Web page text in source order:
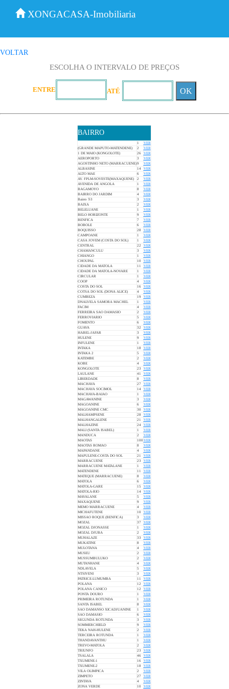
XONGACASA-Imobiliaria
VOLTAR
ESCOLHA O INTERVALO DE PREÇOS
ENTRE ATÉ OK
BAIRRO
1
VER
(GRANDE MAPUTO-MATENDENE)
2
VER
1 DE MAIO (KONGOLOTE)
26
VER
AEROPORTO
3
VER
AGOSTINHO NETO (MARRACUENE)9
VER
ALBASINE
14
VER
ALTO MAE
6
VER
AV. FPLM-SOVESTE(MAXAQUENE)
2
VER
AVENIDA DE ANGOLA
1
VER
BAGAMOYO
8
VER
BAIRRO DO JARDIM
4
VER
Bairro T-3
3
VER
BAIXA
2
VER
BELELUANE
1
VER
BELO HORIZONTE
9
VER
BENFICA
7
VER
BOBOLE
6
VER
BOQUISSO
28
VER
CAMPOANE
1
VER
CASA JOVEM (COSTA DO SOL)
1
VER
CENTRAL
22
VER
CHAMANCULU
3
VER
CHIANGO
1
VER
CHOUPAL
10
VER
CIDADE DA MATOLA
11
VER
CIDADE DA MATOLA-NOVARE
1
VER
CIRCULAR
1
VER
COOP
4
VER
COSTA DO SOL
16
VER
COTSA DO SOL (DONA ALICE)
4
VER
CUMBEZA
19
VER
DNALVELA SAMORA MACHEL
1
VER
FACIM
4
VER
FERREIRA SAO DAMASIO
2
VER
FERROVIARIO
5
VER
FOMENTO
6
VER
GUAVA
32
VER
HABEL-JAFAR
3
VER
HULENE
9
VER
INFULENE
1
VER
INTAKA
18
VER
INTAKA 2
5
VER
KATEMBE
2
VER
KOBE
4
VER
KONGOLOTE
23
VER
LAULANE
41
VER
LIBERDADE
8
VER
MACHAVA
27
VER
MACHAVA SOCIMOL
14
VER
MACHAVA-BAIAO
1
VER
MAGAWANINE
3
VER
MAGOANINE
6
VER
MAGOANINE CMC
30
VER
MALHAMPSENE
28
VER
MALHANGALENE
21
VER
MALHAZINE
24
VER
MALI (SANTA ISABEL)
1
VER
MANDUCA
2
VER
MAOTAS
100VER
MAOTAS ROMAO
8
VER
MAPANDANE
4
VER
MAPULENE-COSTA DO SOL
21
VER
MARRACUENE
23
VER
MARRACUENE MATALANE
1
VER
MATENDENE
11
VER
MATEQUE (MARRACUENE)
8
VER
MATOLA
6
VER
MATOLA-GARE
15
VER
MATOLA-RIO
14
VER
MAVALANE
5
VER
MAXAQUENE
9
VER
MEMO MARRACUENE
4
VER
MICHAFUTENE
10
VER
MISSAO ROQUE (BENFICA)
3
VER
MOZAL
37
VER
MOZAL DJONASSE
1
VER
MOZAL DJUBA
2
VER
MUHALAZE
33
VER
MUKATINE
8
VER
MULOTANA
4
VER
MUSEU
2
VER
MUSSUMBULUKO
2
VER
MUTANHANE
4
VER
NDLAVELA
5
VER
NTSIVENI
3
VER
PATRICE-LUMUMBA
11
VER
POLANA
12
VER
POLANA CANICO
12
VER
PONTA DOURO
1
VER
PRIMEIRA ROTUNDA
1
VER
SANTA ISABEL
8
VER
SAO DAMANSO XICADJUANINE
1
VER
SAO DAMASIO
6
VER
SEGUNDA ROTUNDA
3
VER
SOMMERCHIELD
9
VER
TEKA NAH-HULENE
2
VER
TERCEIRA ROTUNDA
1
VER
THANDAVANTHU
1
VER
TREVO-MATOLA
2
VER
TRIUNFO
23
VER
TSALALA
46
VER
TXUMENE-1
16
VER
TXUMENE-2
18
VER
VILA OLIMPICA
2
VER
ZIMPETO
27
VER
ZINTAVA
4
VER
ZONA VERDE
10 VER